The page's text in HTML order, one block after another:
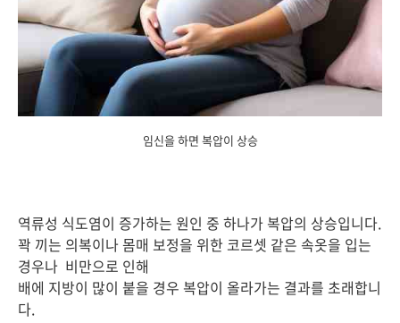
임신을 하면 복압이 상승
역류성 식도염이 증가하는 원인 중 하나가 복압의 상승입니다.
꽉 끼는 의복이나 몸매 보정을 위한 코르셋 같은 속옷을 입는
경우나 비만으로 인해
배에 지방이 많이 붙을 경우 복압이 올라가는 결과를 초래합니
다.